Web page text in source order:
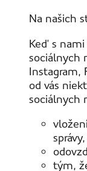
Na našich
Keď s
sociálnych
Instagram,
od vás
sociálnych
správy,
tým,